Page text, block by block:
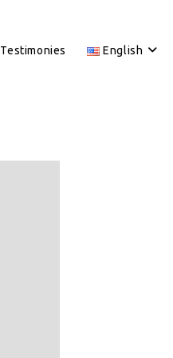
Testimonies English